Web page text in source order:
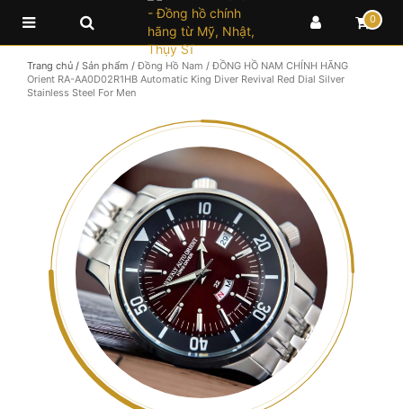
0
Trang chủ / Sản phẩm / Đồng Hồ Nam / ĐỒNG HỒ NAM CHÍNH HÃNG
Orient RA-AA0D02R1HB Automatic King Diver Revival Red Dial Silver
Stainless Steel For Men